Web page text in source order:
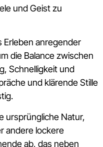
und Geist zu
Erleben anregender
die Balance zwischen
Schnelligkeit und
und klärende Stille
ursprüngliche Natur,
andere lockere
ab, das neben